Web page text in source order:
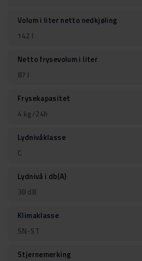
Volum i liter netto nedkjøling
142 l
Netto frysevolum i liter
87 l
Frysekapasitet
4 kg/24h
Lydnivåklasse
C
Lydnivå i db(A)
38 dB
Klimaklasse
SN-ST
Stjernemerking